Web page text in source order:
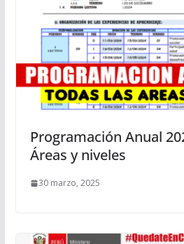
Programación Anual
Áreas y niveles
30 marzo, 2025